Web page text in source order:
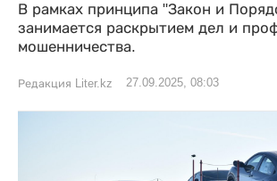
В рамках принципа "Закон и
занимается раскрытием дел и
мошенничества.
Редакция Liter.kz 27.09.2025, 08:03